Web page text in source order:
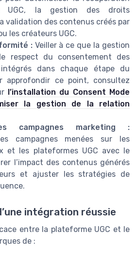
UGC, la gestion des droits
validation des contenus créés par
les créateurs UGC.
:Veiller à ce que la gestion
respect du consentement des
dans chaque étape du
approfondir ce point, consultez
l’installation du Consent Mode
la gestion de la relation
campagnes marketing :
campagnes menées sur les
et les plateformes UGC avec le
l’impact des contenus générés
et ajuster les stratégies de
intégration réussie
entre la plateforme UGC et le
de :